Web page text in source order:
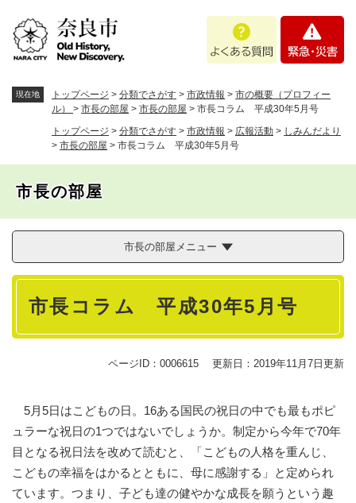
あ
問
・
現在地 トップページ > 分類でさがす > 市政情報 > 市の概要（プロフィー
ル） > 市長の部屋 > 市長の部屋 > 市長コラム 平成30年5月号
トップページ > 分類でさがす > 市政情報 > 広報活動 > しみんだより
> 市長の部屋 > 市長コラム 平成30年5月号
市長の部屋
市長の部屋メニュー
本
市長コラム 平成30年5月号
ページID：0006615 更新日：2019年11月7日更新
5月5日はこどもの日。16ある国民の祝日の中でも最もポピ
ュラーな祝日の1つではないでしょうか。制定から今年で70年
目となる祝日法を改めて読むと、「こどもの人格を重んじ、
こどもの幸福をはかるとともに、母に感謝する」と定められ
ています。つまり、子ども達の健やかな成長を願うという趣